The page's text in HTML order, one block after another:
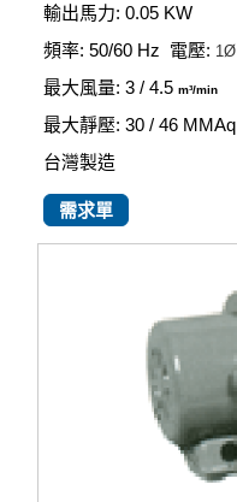
輸出馬力: 0.05 KW
頻率: 50/60 Hz 電壓: 1Ø
最大風量: 3 / 4.5 m³/min
最大靜壓: 30 / 46MMAq
台灣製造
需求單